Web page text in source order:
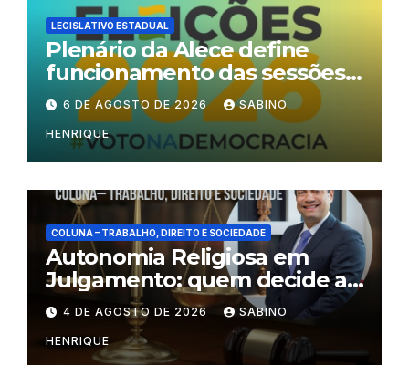
LEGISLATIVO ESTADUAL
Plenário da Alece define
funcionamento das sessões
durante o período eleitoral
6 DE AGOSTO DE 2026 SABINO
HENRIQUE
COLUNA – TRABALHO, DIREITO E SOCIEDADE
Autonomia Religiosa em
Julgamento: quem decide as
regras dentro dos templos?
4 DE AGOSTO DE 2026 SABINO
HENRIQUE